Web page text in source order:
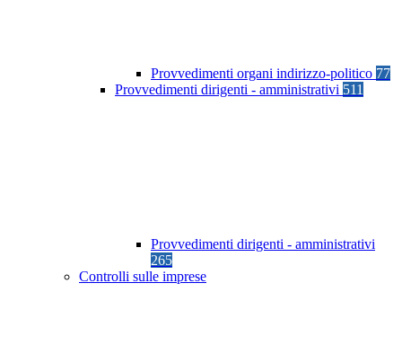
Provvedimenti organi indirizzo-politico 77
Provvedimenti dirigenti - amministrativi 511
Provvedimenti dirigenti - amministrativi
265
Controlli sulle imprese